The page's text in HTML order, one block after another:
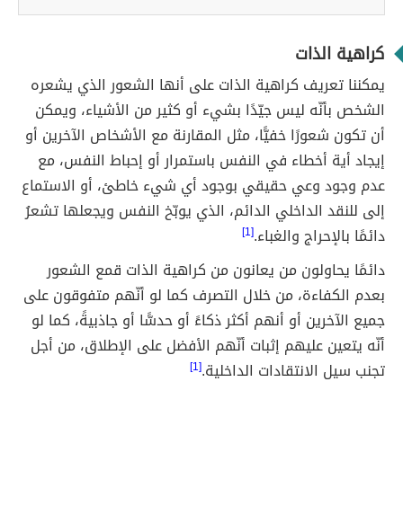
كراهية الذات
يمكننا تعريف كراهية الذات على أنها الشعور الذي يشعره
الشخص بأنّه ليس جيّدًا بشيء أو كثير من الأشياء، ويمكن
أن تكون شعورًا خفيًّا، مثل المقارنة مع الأشخاص الآخرين أو
إيجاد أية أخطاء في النفس باستمرار أو إحباط النفس، مع
عدم وجود وعي حقيقي بوجود أي شيء خاطئ، أو الاستماع
إلى للنقد الداخلي الدائم، الذي يوبّخ النفس ويجعلها تشعرُ
دائمًا بالإحراج والغباء.[1]
دائمًا يحاولون من يعانون من كراهية الذات قمع الشعور
بعدم الكفاءة، من خلال التصرف كما لو أنّهم متفوقون على
جميع الآخرين أو أنهم أكثر ذكاءً أو حدسًّا أو جاذبيةً، كما لو
أنّه يتعين عليهم إثبات أنّهم الأفضل على الإطلاق، من أجل
تجنب سيل الانتقادات الداخلية.[1]